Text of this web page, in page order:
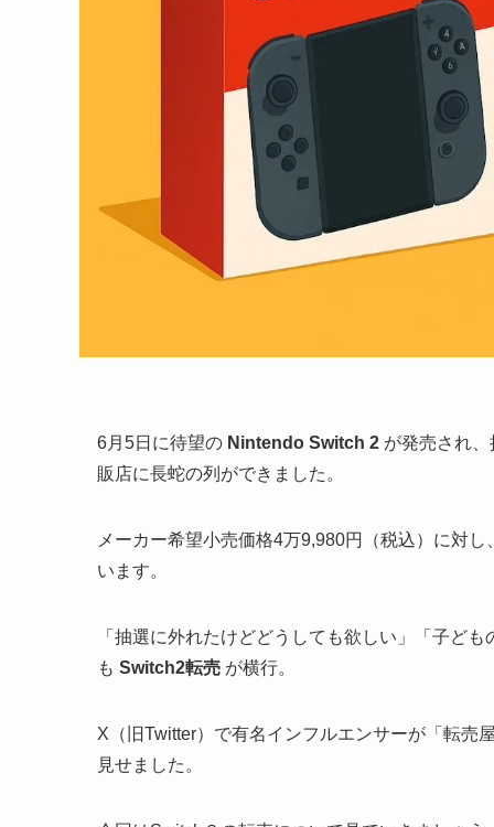
6月5日に待望の Nintendo Switch 2 が発売され
販店に長蛇の列ができました。
メーカー希望小売価格4万9,980円（税込）に対
います。
「抽選に外れたけどどうしても欲しい」「子ど
も Switch2転売 が横行。
X（旧Twitter）で有名インフルエンサーが「転売
見せました。